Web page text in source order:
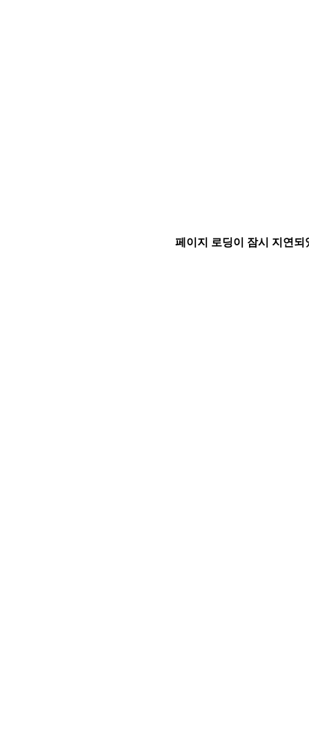
페이지 로딩이 잠시 지연